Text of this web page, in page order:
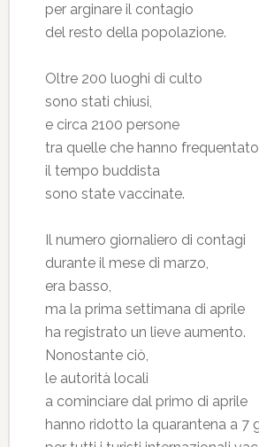
per arginare il contagio
del resto della popolazione.
Oltre 200 luoghi di culto
sono stati chiusi,
e circa 2100 persone
tra quelle che hanno frequentato
il tempo buddista
sono state vaccinate.
Il numero giornaliero di contagi
durante il mese di marzo,
era basso,
ma la prima settimana di aprile
ha registrato un lieve aumento.
Nonostante ciò,
le autorità locali
a cominciare dal primo di aprile
hanno ridotto la quarantena a 7